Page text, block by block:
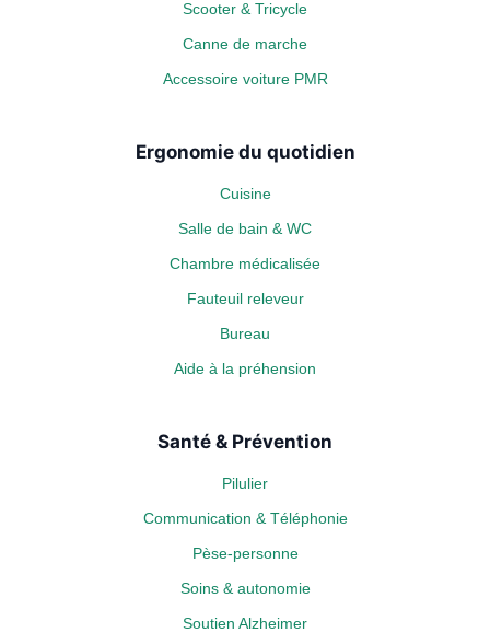
Scooter & Tricycle
Canne de marche
Accessoire voiture PMR
Ergonomie du quotidien
Cuisine
Salle de bain & WC
Chambre médicalisée
Fauteuil releveur
Bureau
Aide à la préhension
Santé & Prévention
Pilulier
Communication & Téléphonie
Pèse-personne
Soins & autonomie
Soutien Alzheimer